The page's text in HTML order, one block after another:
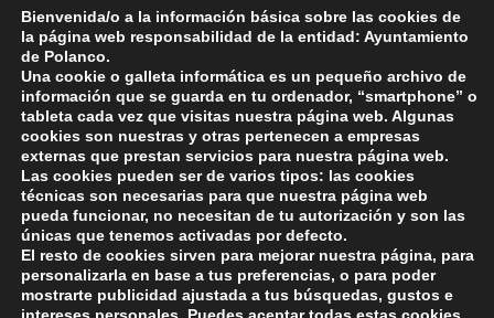
Con la puesta en marcha de nuevo del servicio,
Tapia anuncia que la Mancomunidad podrá ahora
desarrollar diversos proyectos de formación y
empleo, que se harán realidad al disponer de una
agente a jornada completa, ya que hasta el
momento por falta de tiempo solo podía llevar a
cabo tareas de orientación.
Skip back to main navigation
Bienvenida/o a la información básica sobre las cookies de
la página web responsabilidad de la entidad: Ayuntamiento
de Polanco.
Una cookie o galleta informática es un pequeño archivo de
información que se guarda en tu ordenador, “smartphone” o
tableta cada vez que visitas nuestra página web. Algunas
cookies son nuestras y otras pertenecen a empresas
externas que prestan servicios para nuestra página web.
Las cookies pueden ser de varios tipos: las cookies
técnicas son necesarias para que nuestra página web
pueda funcionar, no necesitan de tu autorización y son las
únicas que tenemos activadas por defecto.
El resto de cookies sirven para mejorar nuestra página, para
personalizarla en base a tus preferencias, o para poder
mostrarte publicidad ajustada a tus búsquedas, gustos e